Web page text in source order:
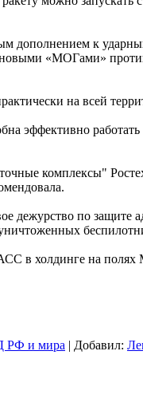
дополнением к
«МОГами»
на всей
эффективно
комплексы"
дежурство по защите
в холдинге на
РФ и мира | Добавил: